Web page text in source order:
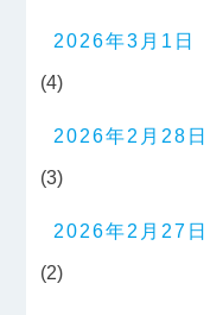
2026年3月1日
(4)
2026年2月28日
(3)
2026年2月27日
(2)